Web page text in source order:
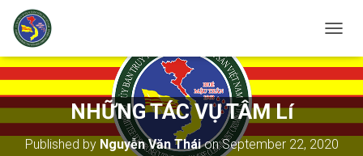
O
G
N
A
NHỮNG TÁC VỤ TÂM Lí
Published by Nguyễn Văn TháionSeptember 22, 2020